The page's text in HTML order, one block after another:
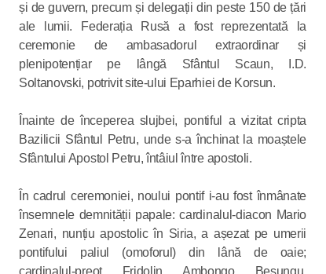
și de guvern, precum și delegații din peste 150 de țări
ale lumii. Federația Rusă a fost reprezentată la
ceremonie de ambasadorul extraordinar și
plenipotențiar pe lângă Sfântul Scaun, I.D.
Soltanovski, potrivit site-ului Eparhiei de Korsun.
Înainte de începerea slujbei, pontiful a vizitat cripta
Bazilicii Sfântul Petru, unde s-a închinat la moaștele
Sfântului Apostol Petru, întâiul între apostoli.
În cadrul ceremoniei, noului pontif i-au fost înmânate
însemnele demnității papale: cardinalul-diacon Mario
Zenari, nunțiu apostolic în Siria, a așezat pe umerii
pontifului paliul (omoforul) din lână de oaie;
cardinalul-preot Fridolin Ambongo Besungu,